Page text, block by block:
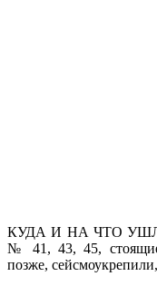
КУДА И НА ЧТО
№ 41, 43, 45,
позже,